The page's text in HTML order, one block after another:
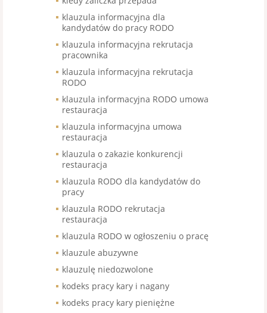
klauzula informacyjna dla
kandydatów do pracy RODO
klauzula informacyjna rekrutacja
pracownika
klauzula informacyjna rekrutacja
RODO
klauzula informacyjna RODO umowa
restauracja
klauzula informacyjna umowa
restauracja
klauzula o zakazie konkurencji
restauracja
klauzula RODO dla kandydatów do
pracy
klauzula RODO rekrutacja
restauracja
klauzula RODO w ogłoszeniu o pracę
klauzule abuzywne
klauzulę niedozwolone
kodeks pracy kary i nagany
kodeks pracy kary pieniężne